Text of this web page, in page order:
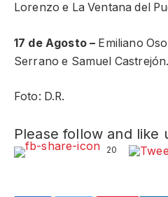
Lorenzo e La Ventana del
17 de Agosto – Emiliano
Serrano e Samuel
Foto: D.R.
Please follow and like
20